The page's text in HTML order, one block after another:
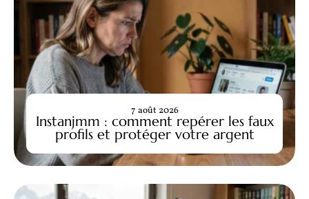
Instanjmm : comment repérer les faux
profils et protéger votre argent
7 août 2026